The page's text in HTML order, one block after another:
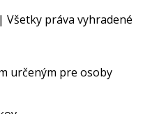
práva vyhradené
určeným pre osoby